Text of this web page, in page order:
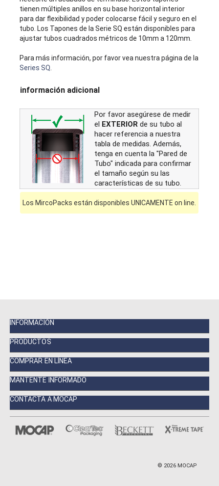
tienen múltiples anillos en su base horizontal interior
para dar flexibilidad y poder colocarse fácil y seguro en el
tubo. Los Tapones de la Serie SQ están disponibles para
ajustar tubos cuadrados métricos de 10mm a 120mm.
Para más información, por favor vea nuestra página de la
Series SQ.
información adicional
Por favor asegúrese de medir
el EXTERIOR de su tubo al
hacer referencia a nuestra
tabla de medidas. Además,
tenga en cuenta la "Pared de
Tubo" indicada para confirmar
el tamaño según su las
características de su tubo.
Los MircoPacks están disponibles UNICAMENTE on line.
INFORMACIÓN
PRODUCTOS
COMPRAR EN LÍNEA
MANTENTE INFORMADO
CONTACTA A MOCAP
© 2026 MOCAP